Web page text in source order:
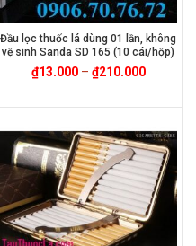
Đầu lọc thuốc lá dùng 01 lần, không
vệ sinh Sanda SD 165 (10 cái/hộp)
₫13.000– ₫210.000